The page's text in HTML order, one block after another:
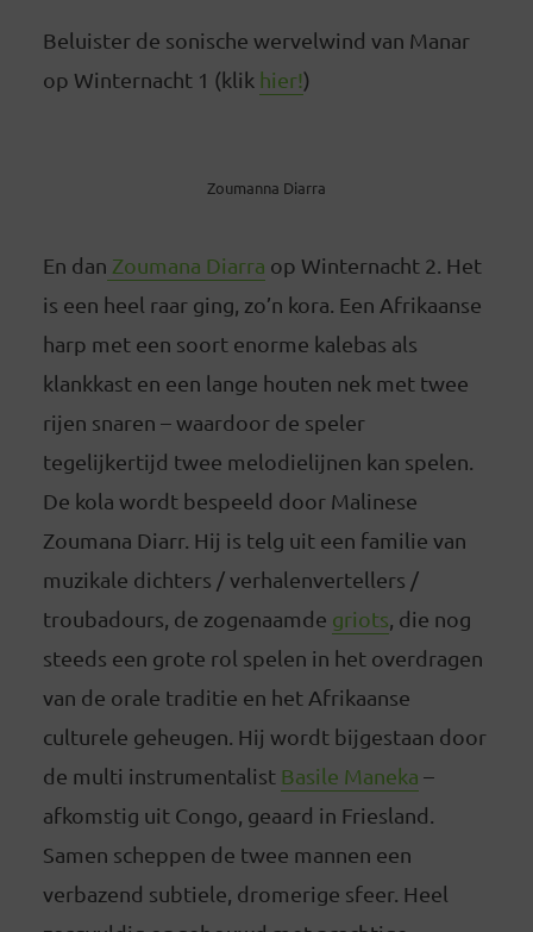
Beluister de sonische wervelwind van Manar
op Winternacht 1 (klik hier!)
Zoumanna Diarra
En dan Zoumana Diarra op Winternacht 2. Het
is een heel raar ging, zo’n kora. Een Afrikaanse
harp met een soort enorme kalebas als
klankkast en een lange houten nek met twee
rijen snaren – waardoor de speler
tegelijkertijd twee melodielijnen kan spelen.
De kola wordt bespeeld door Malinese
Zoumana Diarr. Hij is telg uit een familie van
muzikale dichters / verhalenvertellers /
troubadours, de zogenaamde griots , die nog
steeds een grote rol spelen in het overdragen
van de orale traditie en het Afrikaanse
culturele geheugen. Hij wordt bijgestaan door
de multi instrumentalist Basile Maneka –
afkomstig uit Congo, geaard in Friesland.
Samen scheppen de twee mannen een
verbazend subtiele, dromerige sfeer. Heel